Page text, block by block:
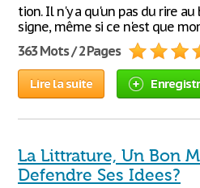
tion. Il n'y a qu'un pas du rire
signe, même si ce n'est que
363 Mots / 2 Pages
Lire la suite
La Littrature, Un Bon
Defendre Ses Idees?